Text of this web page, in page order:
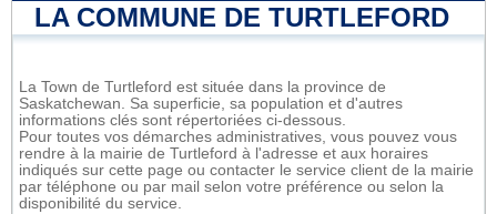
LA COMMUNE DE TURTLEFORD
La Town de Turtleford est située dans la province de
Saskatchewan. Sa superficie, sa population et d'autres
informations clés sont répertoriées ci-dessous.
Pour toutes vos démarches administratives, vous pouvez vous
rendre à la mairie de Turtleford à l'adresse et aux horaires
indiqués sur cette page ou contacter le service client de la mairie
par téléphone ou par mail selon votre préférence ou selon la
disponibilité du service.